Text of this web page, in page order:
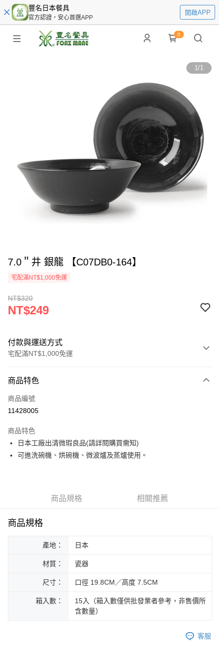
豐名日本餐具
官方認證，安心首選APP
開啟APP
0
1/1
7.0＂井 銀龍 【C07DB0-164】
宅配滿NT$1,000免運
NT$320
NT$249
付款與運送方式
宅配滿NT$1,000免運
信用卡一次付款
LINE Pay
運送方式
商品特色
商品編號
11428005
商品特色
日本工廠出清微瑕良品(請詳閱購買需知)
可進洗碗機、烘碗機、微波爐及蒸爐使用。
商品規格 相關推薦
商品規格
產地： 日本
材質： 瓷器
尺寸： 口徑 19.8CM／高度 7.5CM
箱入數：
15入（箱入數僅供批發業者參考，非售價所
含數量）
客服